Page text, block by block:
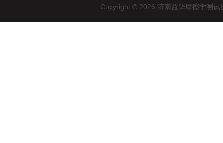
Copyright © 2026 济南益华摩擦学测